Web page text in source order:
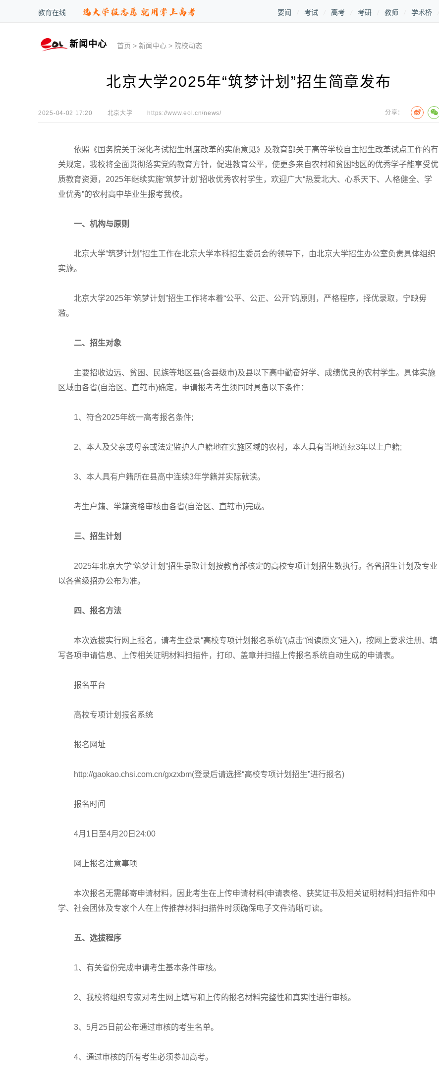
教育在线 要闻 考试 高考 考研 教师 学术桥
新闻中心 首页 >新闻中心 > 院校动态
北京大学2025年“筑梦计划”招生简章发布
2025-04-02 17:20 北京大学 https://www.eol.cn/news/ 分享：
依照《国务院关于深化考试招生制度改革的实施意见》及教育部关于高等学校自主招生改革试点工作的有
关规定，我校将全面贯彻落实党的教育方针，促进教育公平，使更多来自农村和贫困地区的优秀学子能享受优
质教育资源，2025年继续实施“筑梦计划”招收优秀农村学生，欢迎广大“热爱北大、心系天下、人格健全、学
业优秀”的农村高中毕业生报考我校。
一、机构与原则
北京大学“筑梦计划”招生工作在北京大学本科招生委员会的领导下，由北京大学招生办公室负责具体组织
实施。
北京大学2025年“筑梦计划”招生工作将本着“公平、公正、公开”的原则，严格程序，择优录取，宁缺毋
滥。
二、招生对象
主要招收边远、贫困、民族等地区县(含县级市)及县以下高中勤奋好学、成绩优良的农村学生。具体实施
区域由各省(自治区、直辖市)确定，申请报考考生须同时具备以下条件：
1、符合2025年统一高考报名条件;
2、本人及父亲或母亲或法定监护人户籍地在实施区域的农村，本人具有当地连续3年以上户籍;
3、本人具有户籍所在县高中连续3年学籍并实际就读。
考生户籍、学籍资格审核由各省(自治区、直辖市)完成。
三、招生计划
2025年北京大学“筑梦计划”招生录取计划按教育部核定的高校专项计划招生数执行。各省招生计划及专业
以各省级招办公布为准。
四、报名方法
本次选拔实行网上报名，请考生登录“高校专项计划报名系统”(点击“阅读原文”进入)，按网上要求注册、填
写各项申请信息、上传相关证明材料扫描件，打印、盖章并扫描上传报名系统自动生成的申请表。
报名平台
高校专项计划报名系统
报名网址
http://gaokao.chsi.com.cn/gxzxbm(登录后请选择“高校专项计划招生”进行报名)
报名时间
4月1日至4月20日24:00
网上报名注意事项
本次报名无需邮寄申请材料，因此考生在上传申请材料(申请表格、获奖证书及相关证明材料)扫描件和中
学、社会团体及专家个人在上传推荐材料扫描件时须确保电子文件清晰可读。
五、选拔程序
1、有关省份完成申请考生基本条件审核。
2、我校将组织专家对考生网上填写和上传的报名材料完整性和真实性进行审核。
3、5月25日前公布通过审核的考生名单。
4、通过审核的所有考生必须参加高考。